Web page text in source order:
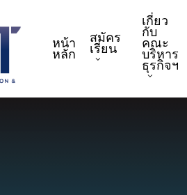
หน้า
หลัก
สมัคร
เรียน
เกี่ยว
กับ
คณะ
บริหาร
ธุรกิจฯ